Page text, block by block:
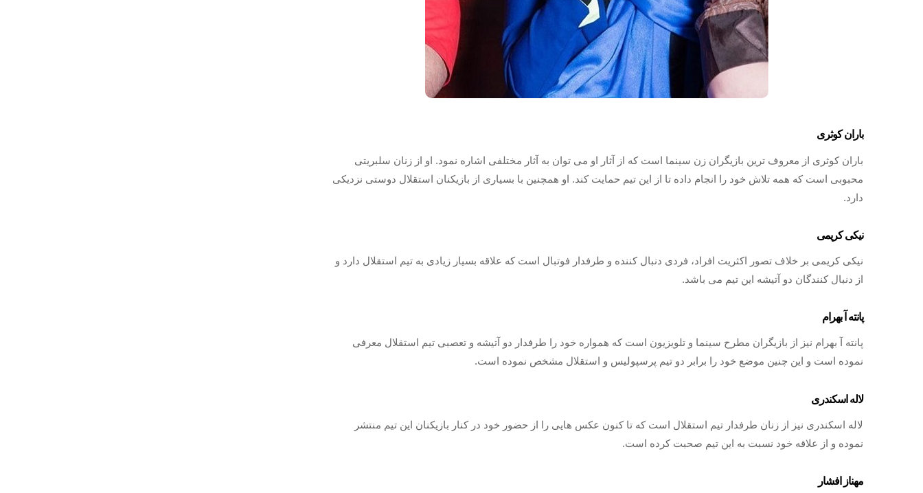
باران کوثری
باران کوثری از معروف ترین بازیگران زن سینما است که از آثار او می توان به آثار مختلفی اشاره نمود. او از زنان سلبریتی
محبوبی است که همه تلاش خود را انجام داده تا از این تیم حمایت کند. او همچنین با بسیاری از بازیکنان استقلال دوستی نزدیکی
دارد.
نیکی کریمی
نیکی کریمی بر خلاف تصور اکثریت افراد، فردی دنبال کننده و طرفدار فوتبال است که علاقه بسیار زیادی به تیم استقلال دارد و
از دنبال کنندگان دو آتیشه این تیم می باشد.
پانته آ بهرام
پانته آ بهرام نیز از بازیگران مطرح سینما و تلویزیون است که همواره خود را طرفدار دو آتیشه و تعصبی تیم استقلال معرفی
نموده است و این چنین موضع خود را برابر دو تیم پرسپولیس و استقلال مشخص نموده است.
لاله اسکندری
لاله اسکندری نیز از زنان طرفدار تیم استقلال است که تا کنون عکس هایی را از حضور خود در کنار بازیکنان این تیم منتشر
نموده و از علاقه خود نسبت به این تیم صحبت کرده است.
مهناز افشار